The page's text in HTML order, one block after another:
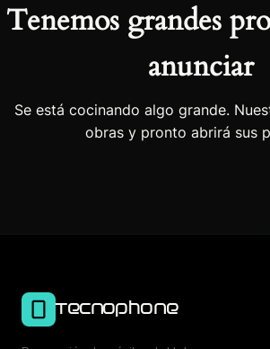
Tenemos grandes
anunciar
Se está cocinando algo grande.
obras y pronto abrirá sus
Tecnophone